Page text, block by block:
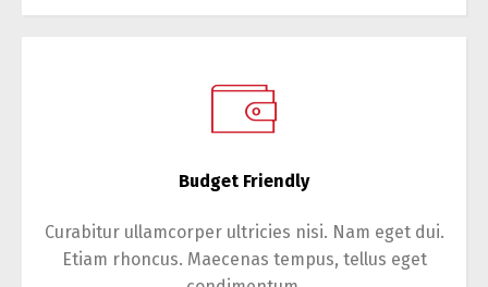
Budget Friendly
Curabitur ullamcorper ultricies nisi. Nam eget dui.
Etiam rhoncus. Maecenas tempus, tellus eget